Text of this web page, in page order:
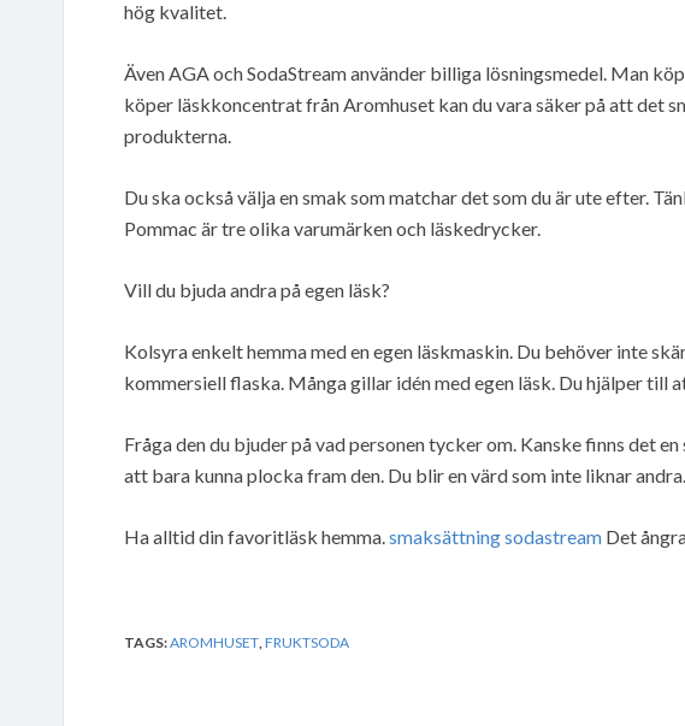
hög kvalitet.
Även AGA och SodaStream använder billiga lösningsmedel. Man
köper läskkoncentrat från Aromhuset kan du vara säker på att det
produkterna.
Du ska också välja en smak som matchar det som du är ute efter.
Pommac är tre olika varumärken och läskedrycker.
Vill du bjuda andra på egen läsk?
Kolsyra enkelt hemma med en egen läskmaskin. Du behöver inte
kommersiell flaska. Många gillar idén med egen läsk. Du hjälper till
Fråga den du bjuder på vad personen tycker om. Kanske finns det
att bara kunna plocka fram den. Du blir en värd som inte liknar andra.
Ha alltid din favoritläsk hemma.smaksättning sodastream Det
TAGS:AROMHUSET FRUKTSODA